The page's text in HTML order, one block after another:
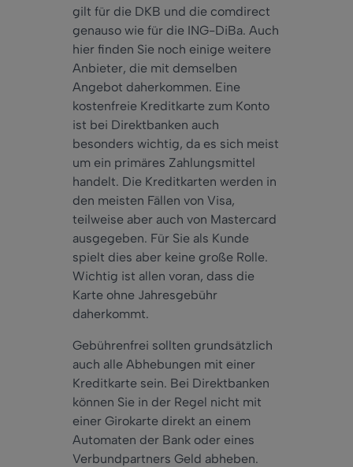
gilt für die DKB und die comdirect
genauso wie für die ING-DiBa. Auch
hier finden Sie noch einige weitere
Anbieter, die mit demselben
Angebot daherkommen. Eine
kostenfreie Kreditkarte zum Konto
ist bei Direktbanken auch
besonders wichtig, da es sich meist
um ein primäres Zahlungsmittel
handelt. Die Kreditkarten werden in
den meisten Fällen von Visa,
teilweise aber auch von Mastercard
ausgegeben. Für Sie als Kunde
spielt dies aber keine große Rolle.
Wichtig ist allen voran, dass die
Karte ohne Jahresgebühr
daherkommt.
Gebührenfrei sollten grundsätzlich
auch alle Abhebungen mit einer
Kreditkarte sein. Bei Direktbanken
können Sie in der Regel nicht mit
einer Girokarte direkt an einem
Automaten der Bank oder eines
Verbundpartners Geld abheben.